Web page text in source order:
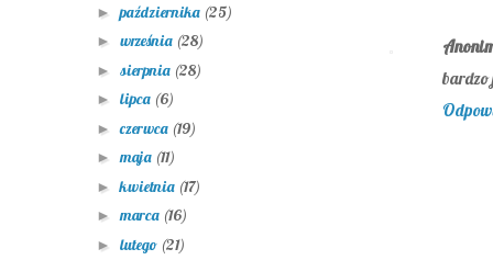
bardzo
►października (25)
► września (28)
► sierpnia (28)
► lipca (6)
►czerwca (19)
►maja (11)
►kwietnia (17)
►marca (16)
► lutego (21)